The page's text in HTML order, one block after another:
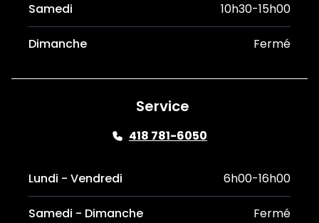
Samedi 10h30-15h00
Dimanche Fermé
Service
418 781-6050
Lundi - Vendredi 6h00-16h00
Samedi - Dimanche Fermé